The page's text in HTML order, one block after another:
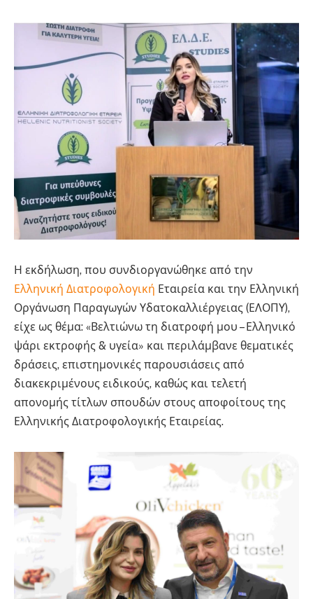
Η εκδήλωση, που συνδιοργανώθηκε από την
Ελληνική Διατροφολογική Εταιρεία και την Ελληνική
Οργάνωση Παραγωγών Υδατοκαλλιέργειας (ΕΛΟΠΥ),
είχε ως θέμα: «Βελτιώνω τη διατροφή μου – Ελληνικό
ψάρι εκτροφής & υγεία» και περιλάμβανε θεματικές
δράσεις, επιστημονικές παρουσιάσεις από
διακεκριμένους ειδικούς, καθώς και τελετή
απονομής τίτλων σπουδών στους αποφοίτους της
Ελληνικής Διατροφολογικής Εταιρείας.